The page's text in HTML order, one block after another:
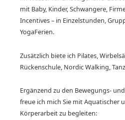
mit Baby, Kinder, Schwangere,
Incentives – in Einzelstunden,
YogaFerien.
Zusätzlich biete ich Pilates,
Rückenschule, Nordic Walking,
Ergänzend zu den Bewegungs-
freue ich mich Sie mit Aquatischer
Körperarbeit zu begleiten: